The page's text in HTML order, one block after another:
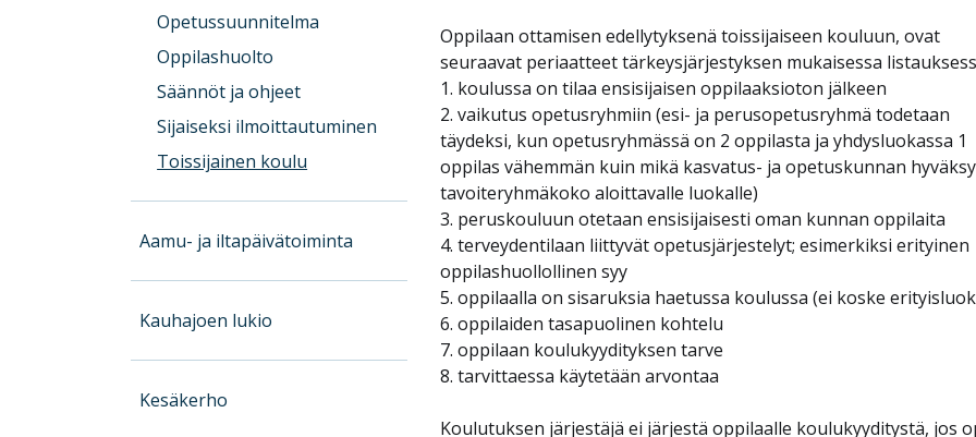
Opetussuunnitelma
Oppilashuolto
Säännöt ja ohjeet
Sijaiseksi ilmoittautuminen
Toissijainen koulu
Aamu- ja iltapäivätoiminta
Kauhajoen lukio
Kesäkerho
Oppilaan ottamisen edellytyksenä toissijaiseen kouluun, ovat
seuraavat periaatteet tärkeysjärjestyksen mukaisessa
1. koulussa on tilaa ensisijaisen oppilaaksioton jälkeen
2. vaikutus opetusryhmiin (esi- ja perusopetusryhmä todetaan
täydeksi, kun opetusryhmässä on 2 oppilasta ja yhdysluokassa 1
oppilas vähemmän kuin mikä kasvatus- ja opetuskunnan
tavoiteryhmäkoko aloittavalle luokalle)
3. peruskouluun otetaan ensisijaisesti oman kunnan oppilaita
4. terveydentilaan liittyvät opetusjärjestelyt; esimerkiksi erityinen
oppilashuollollinen syy
5. oppilaalla on sisaruksia haetussa koulussa (ei koske
6. oppilaiden tasapuolinen kohtelu
7. oppilaan koulukyydityksen tarve
8. tarvittaessa käytetään arvontaa
Koulutuksen järjestäjä ei järjestä oppilaalle koulukyyditystä, jos